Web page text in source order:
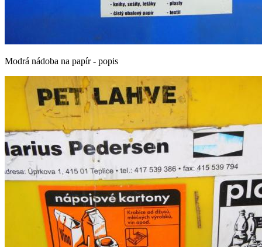
Modrá nádoba na papír - popis